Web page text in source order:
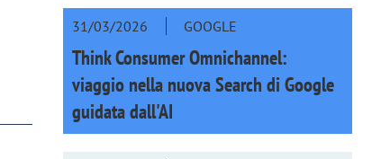
31/03/2026 GOOGLE
Think Consumer Omnichannel:
viaggio nella nuova Search di Google
guidata dall'AI